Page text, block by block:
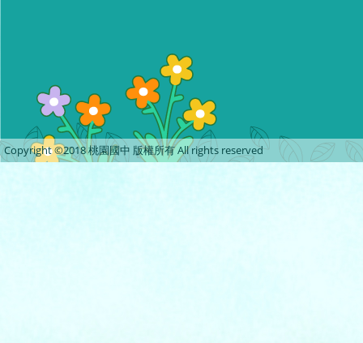
Copyright ©2018 桃園國中 版權所有 All rights reserved